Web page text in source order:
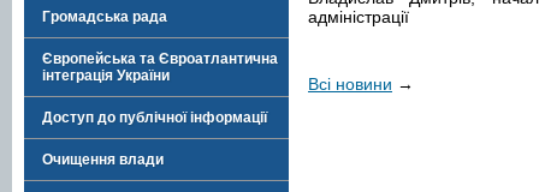
Громадська рада
Європейська та Євроатлантична
інтеграція України
Доступ до публічної інформації
Очищення влади
адміністрації
Всі новини →